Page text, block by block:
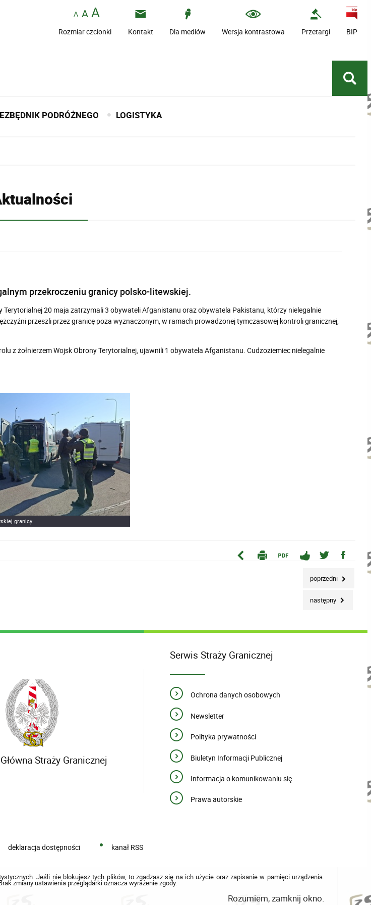
Rozmiar czcionki Kontakt Dla mediów Wersja kontrastowa Przetargi BIP
PODRÓŻNEGO LOGISTYKA
przekroczeniu granicy polsko-litewskiej.
20 maja zatrzymali 3 obywateli Afganistanu oraz obywatela Pakistanu, którzy nielegalnie
przeszli przez granicę poza wyznaczonym, w ramach prowadzonej tymczasowej kontroli granicznej,
z żołnierzem Wojsk Obrony Terytorialnej, ujawnili 1 obywatela Afganistanu. Cudzoziemiec nielegalnie
granicy
poprzedni
następny
Straży Granicznej
Serwis Straży Granicznej
Ochrona danych osobowych
Newsletter
Polityka prywatności
Biuletyn Informacji Publicznej
Informacja o komunikowaniu się
Prawa autorskie
deklaracja dostępności kanał RSS
Jeśli nie blokujesz tych plików, to zgadzasz się na ich użycie oraz zapisanie w pamięci urządzenia.
zmiany ustawienia przeglądarki oznacza wyrażenie zgody.
Rozumiem, zamknij okno.